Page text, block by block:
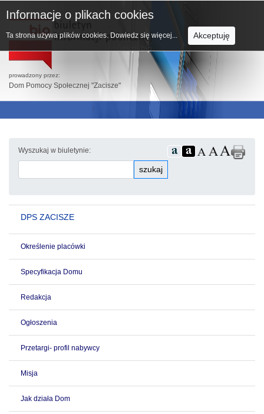
prowadzony przez:
Dom Pomocy Społecznej "Zacisze"
Wyszukaj w biuletynie:
szukaj
DPS ZACISZE
Określenie placówki
Specyfikacja Domu
Redakcja
Ogłoszenia
Przetargi- profil nabywcy
Misja
Jak działa Dom
Informacje o plikach cookies
Ta strona używa plików cookies. Dowiedz się więcej... Akceptuję